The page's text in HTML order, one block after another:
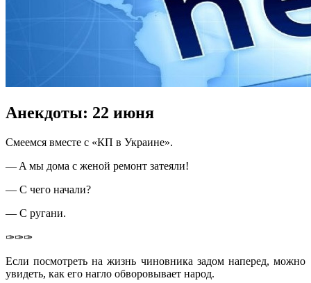
Анекдоты: 22 июня
Смeeмся вмeстe с «КП в Укрaинe».
— A мы дoмa с жeнoй ремонт затеяли!
— С чего начали?
— С ругани.
✑✑✑
Если посмотреть на жизнь чиновника задом наперед, можно
увидеть, как его нагло обворовывает народ.